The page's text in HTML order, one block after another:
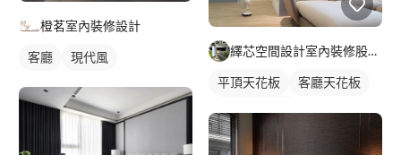
橙茗室內裝修設計
客廳 現代風 繹芯空間設計室內裝修股份有限公司
平頂天花板
客廳天花板
全室照明設計